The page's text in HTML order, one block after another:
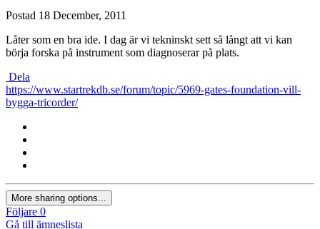
Postad 18 December, 2011
Låter som en bra ide. I dag är vi tekninskt sett så långt att vi kan
börja forska på instrument som diagnoserar på plats.
Dela
https://www.startrekdb.se/forum/topic/5969-gates-foundation-vill-
bygga-tricorder/
More sharing options...
Följare 0
Gå till ämneslista